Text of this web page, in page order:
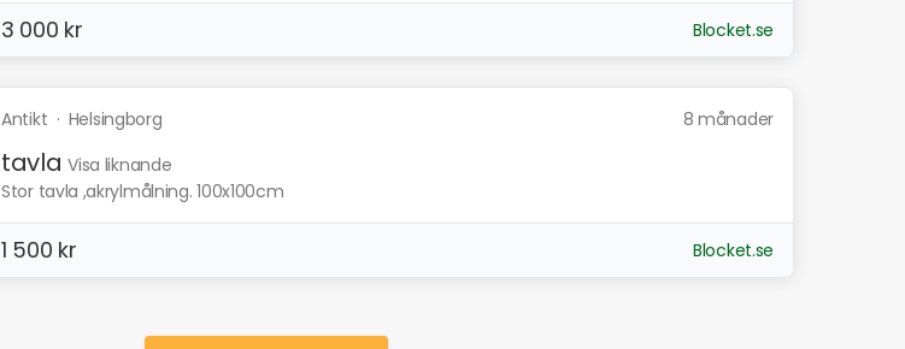
3 000 kr Blocket.se
Antikt · Helsingborg 8 månader
tavla Visa liknande
Stor tavla ,akrylmålning. 100x100cm
1 500 kr Blocket.se